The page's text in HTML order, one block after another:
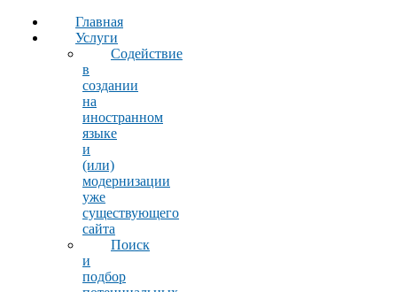
Главная
Услуги
Содействие
в
создании
на
иностранном
языке
и
(или)
модернизации
уже
существующего
сайта
Поиск
и
подбор